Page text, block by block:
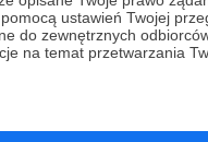
ustawień Twojej
do zewnętrznych
na temat przetwarzania